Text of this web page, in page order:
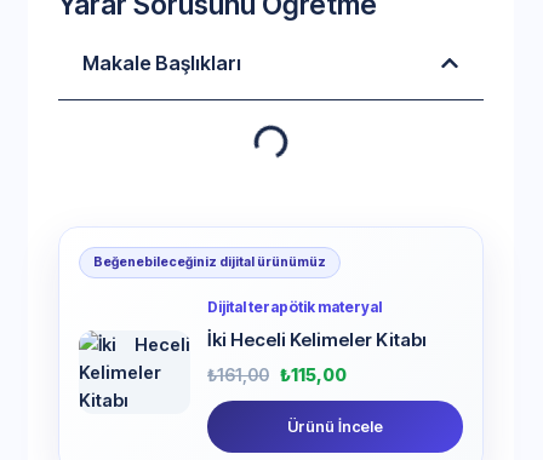
Makale Başlıkları
Beğenebileceğiniz dijital ürünümüz
Dijital terapötik materyal
İki Heceli Kelimeler Kitabı
₺161,00 ₺115,00
Ürünü İncele